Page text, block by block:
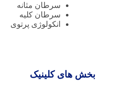
سرطان مثانه
سرطان کلیه
انکولوژی پرتوی
بخش های کلینیک